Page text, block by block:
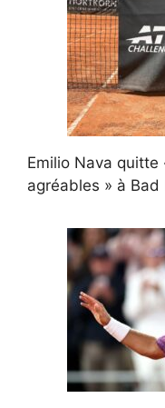
Emilio Nava quitte
agréables » à